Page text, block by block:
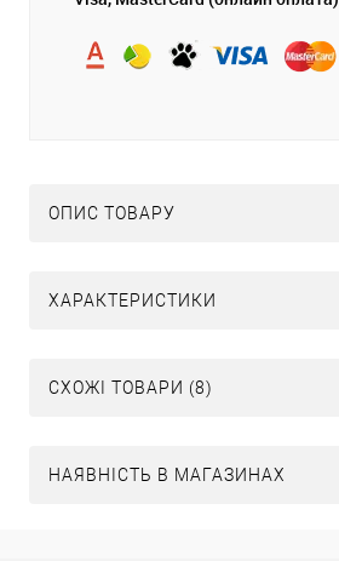
ОПИС ТОВАРУ
ХАРАКТЕРИСТИКИ
СХОЖІ ТОВАРИ (8)
НАЯВНІСТЬ В МАГАЗИНАХ